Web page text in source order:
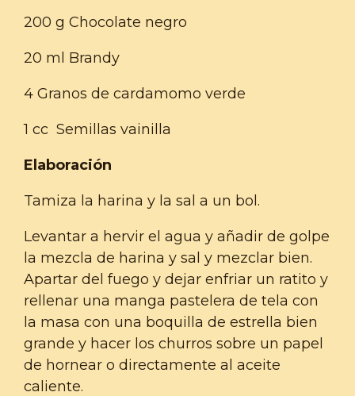
200 g Chocolate negro
20 ml Brandy
4 Granos de cardamomo verde
1 cc Semillas vainilla
Elaboración
Tamiza la harina y la sal a un bol.
Levantar a hervir el agua y añadir de golpe
la mezcla de harina y sal y mezclar bien.
Apartar del fuego y dejar enfriar un ratito y
rellenar una manga pastelera de tela con
la masa con una boquilla de estrella bien
grande y hacer los churros sobre un papel
de hornear o directamente al aceite
caliente.